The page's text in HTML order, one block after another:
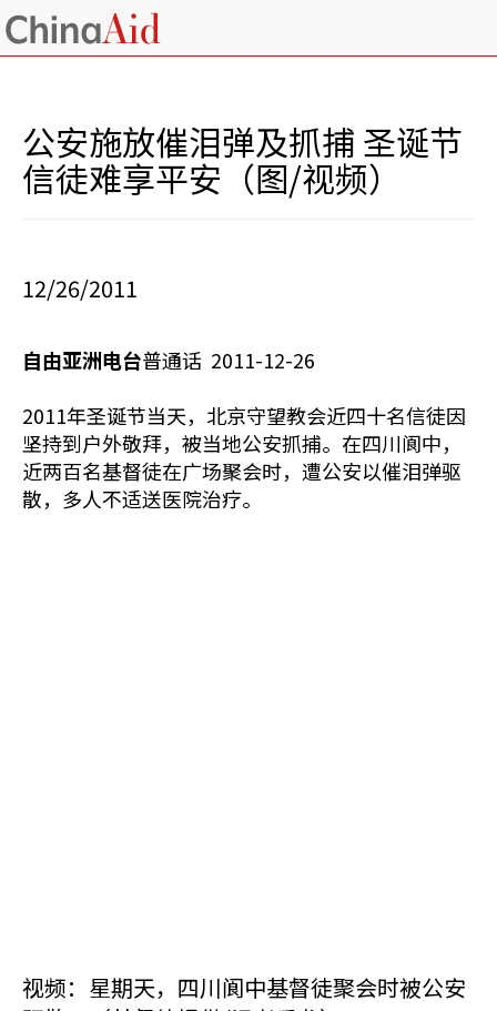
公安施放催泪弹及抓捕 圣诞节
信徒难享平安（图/视频）
12/26/2011
自由亚洲电台普通话 2011-12-26
2011年圣诞节当天，北京守望教会近四十名信徒因
坚持到户外敬拜，被当地公安抓捕。在四川阆中，
近两百名基督徒在广场聚会时，遭公安以催泪弹驱
散，多人不适送医院治疗。
视频：星期天，四川阆中基督徒聚会时被公安